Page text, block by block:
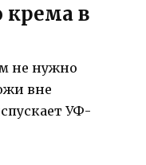
крема в
не нужно
вне
УФ-